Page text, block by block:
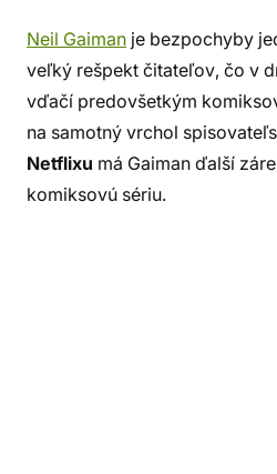
Neil Gaiman je bezpochyby
veľký rešpekt čitateľov, čo v
vďačí predovšetkým
na samotný vrchol
Netflixu má Gaiman ďalší
komiksovú sériu.